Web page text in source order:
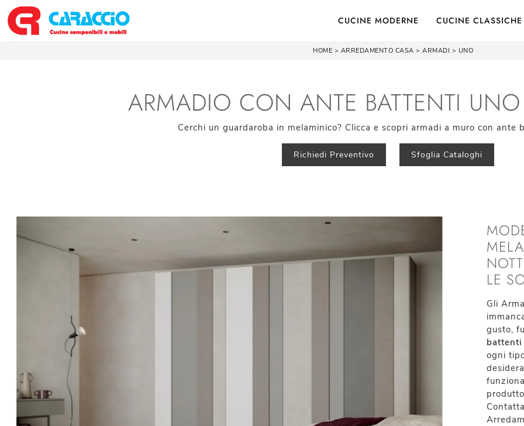
CUCINE MODERNE CUCINE CLASSICHE
HOME > ARREDAMENTO CASA > ARMADI > UNO
ARMADIO CON ANTE BATTENTI
Cerchi un guardaroba in melaminico? Clicca e scopri armadi a muro con ante
Richiedi Preventivo Sfoglia Cataloghi
LE
Gli
gusto,
battenti
ogni